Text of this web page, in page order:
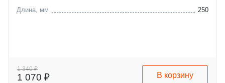
Длина, мм 250
1 340 ₽
1 070 ₽ В корзину